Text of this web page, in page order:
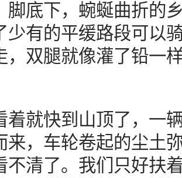
脚底下，蜿蜒曲折的
少有的平缓路段可以
，双腿就像灌了铅一
快到山顶了，一辆
来，车轮卷起的尘土
不清了。我们只好扶